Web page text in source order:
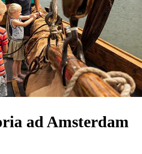
ad Amsterdam